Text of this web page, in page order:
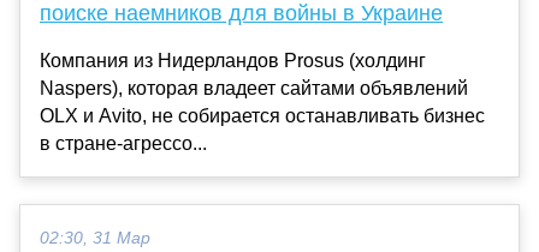
поиске наемников для войны в Украине
Компания из Нидерландов Prosus (холдинг
Naspers), которая владеет сайтами объявлений
OLX и Avito, не собирается останавливать бизнес
в стране-агрессо...
02:30, 31 Мар